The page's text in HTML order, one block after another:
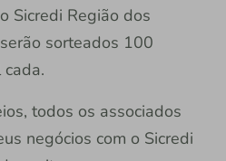
Sicredi Região dos
sorteados 100
todos os associados
negócios com o Sicredi